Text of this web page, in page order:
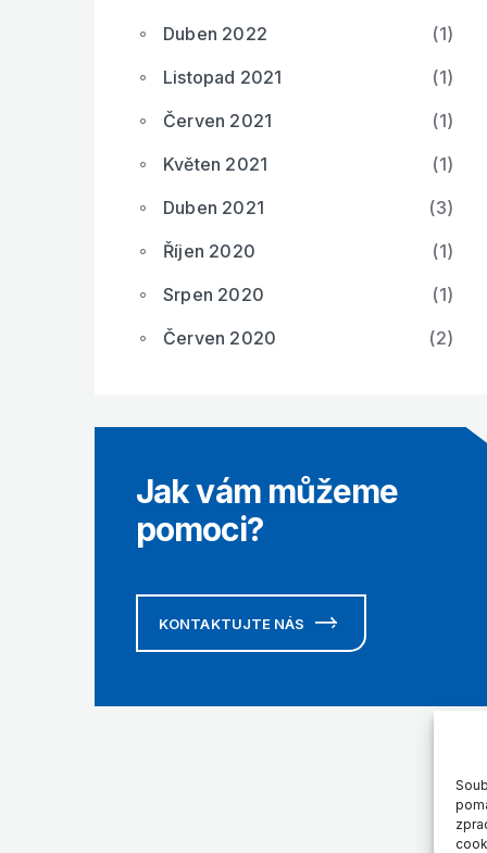
Duben 2022
(1)
Listopad 2021
(1)
Červen 2021
(1)
Květen 2021
(1)
Duben 2021
(3)
Říjen 2020
(1)
Srpen 2020
(1)
Červen 2020
(2)
Jak vám můžeme
pomoci?
KONTAKTUJTE NÁS